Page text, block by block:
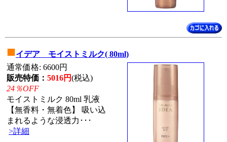
■イデア モイストミルク( 80ml)
通常価格: 6600円
販売特価： 5016円(税込)
24％OFF
モイストミルク 80ml 乳液
【無香料・無着色】 吸い込
まれるような浸透力･･･
>詳細